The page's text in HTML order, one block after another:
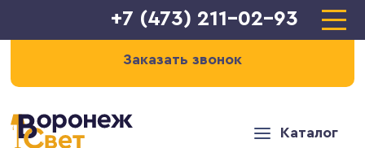
+7 (473) 211-02-93
Заказать звонок
Каталог